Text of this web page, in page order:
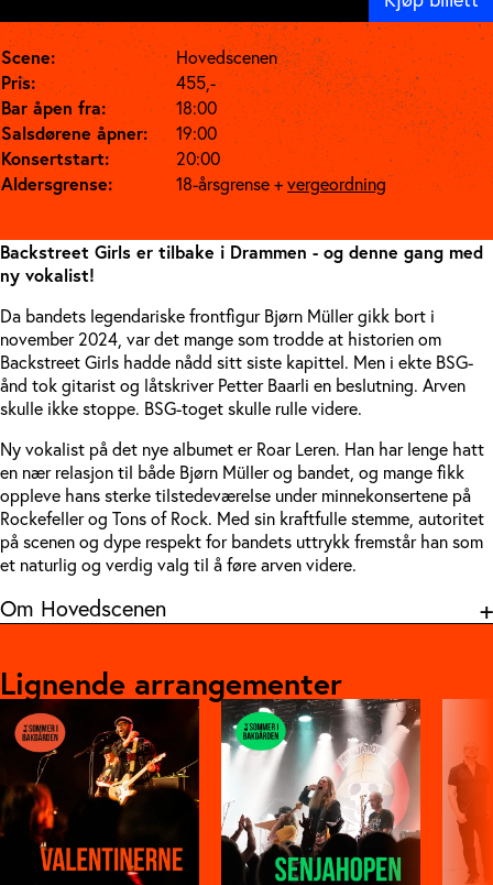
Scene:
Hovedscenen
Pris:
455,-
Bar åpen fra:
18:00
Salsdørene åpner:
19:00
Konsertstart:
20:00
Aldersgrense:
18-årsgrense +vergeordning
Backstreet Girls er tilbake i Drammen - og denne gang med
ny vokalist!
Da bandets legendariske frontfigur Bjørn Müller gikk bort i
november 2024, var det mange som trodde at historien om
Backstreet Girls hadde nådd sitt siste kapittel. Men i ekte BSG-
ånd tok gitarist og låtskriver Petter Baarli en beslutning. Arven
skulle ikke stoppe. BSG-toget skulle rulle videre.
Ny vokalist på det nye albumet er Roar Leren. Han har lenge hatt
en nær relasjon til både Bjørn Müller og bandet, og mange fikk
oppleve hans sterke tilstedeværelse under minnekonsertene på
Rockefeller og Tons of Rock. Med sin kraftfulle stemme, autoritet
på scenen og dype respekt for bandets uttrykk fremstår han som
et naturlig og verdig valg til å føre arven videre.
Om Hovedscenen
Lignende arrangementer